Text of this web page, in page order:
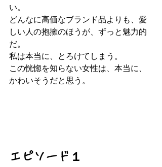
い。
どんなに高価なブランド品よりも、愛
しい人の抱擁のほうが、ずっと魅力的
だ。
私は本当に、とろけてしまう。
この恍惚を知らない女性は、本当に、
かわいそうだと思う。
エピソード１